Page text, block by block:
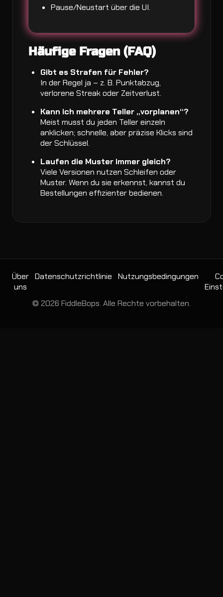
Pause/Neustart über die UI.
Häufige Fragen (FAQ)
Gibt es Strafen für Fehler?
In der Regel ja – z. B. Punktabzug,
verlorene Streak oder Zeitverlust.
Kann ich mehrere Teller „vorplanen“?
Meist musst du jeden Teller einzeln
anklicken; schnelle, aber präzise Klicks sind
der Schlüssel.
Laufen die Muster immer gleich?
Viele Versionen nutzen Schleifen oder
Muster. Wenn du sie erkennst, kannst du
Bestellungen effizienter bedienen.
Über
uns
Datenschutzrichtlinie Nutzungsbedingungen
© 2026 FiddleBops. Alle Rechte vorbehalten.